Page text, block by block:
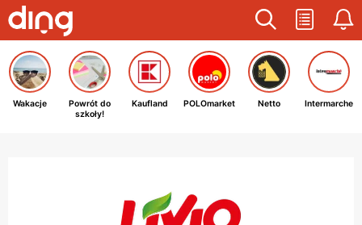
Wakacje
Powrót do
szkoły!
Kaufland POLOmarket Netto Intermarche